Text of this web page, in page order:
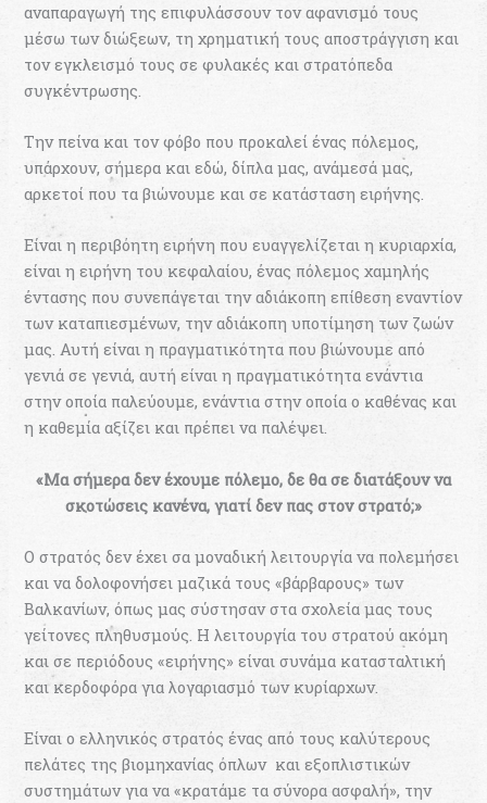
αναπαραγωγή της επιφυλάσσουν τον αφανισμό τους
μέσω των διώξεων, τη χρηματική τους αποστράγγιση και
τον εγκλεισμό τους σε φυλακές και στρατόπεδα
συγκέντρωσης.
Την πείνα και τον φόβο που προκαλεί ένας πόλεμος,
υπάρχουν, σήμερα και εδώ, δίπλα μας, ανάμεσά μας,
αρκετοί που τα βιώνουμε και σε κατάσταση ειρήνης.
Είναι η περιβόητη ειρήνη που ευαγγελίζεται η κυριαρχία,
είναι η ειρήνη του κεφαλαίου, ένας πόλεμος χαμηλής
έντασης που συνεπάγεται την αδιάκοπη επίθεση εναντίον
των καταπιεσμένων, την αδιάκοπη υποτίμηση των ζωών
μας. Αυτή είναι η πραγματικότητα που βιώνουμε από
γενιά σε γενιά, αυτή είναι η πραγματικότητα ενάντια
στην οποία παλεύουμε, ενάντια στην οποία ο καθένας και
η καθεμία αξίζει και πρέπει να παλέψει.
«Μα σήμερα δεν έχουμε πόλεμο, δε θα σε διατάξουν να
σκοτώσεις κανένα, γιατί δεν πας στον στρατό;»
Ο στρατός δεν έχει σα μοναδική λειτουργία να πολεμήσει
και να δολοφονήσει μαζικά τους «βάρβαρους» των
Βαλκανίων, όπως μας σύστησαν στα σχολεία μας τους
γείτονες πληθυσμούς. Η λειτουργία του στρατού ακόμη
και σε περιόδους «ειρήνης» είναι συνάμα κατασταλτική
και κερδοφόρα για λογαριασμό των κυρίαρχων.
Είναι ο ελληνικός στρατός ένας από τους καλύτερους
πελάτες της βιομηχανίας όπλων και εξοπλιστικών
συστημάτων για να «κρατάμε τα σύνορα ασφαλή», την